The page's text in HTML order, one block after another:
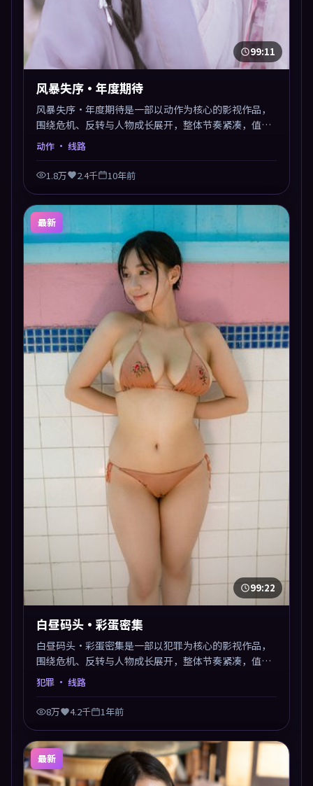
99:11
风暴失序·年度期待
风暴失序·年度期待是一部以动作为核心的影视作品，
围绕危机、反转与人物成长展开，整体节奏紧凑，值得
推荐观看。
动作 · 线路
1.8万 2.4千 10年前
最新
99:22
白昼码头·彩蛋密集
白昼码头·彩蛋密集是一部以犯罪为核心的影视作品，
围绕危机、反转与人物成长展开，整体节奏紧凑，值得
推荐观看。
犯罪 · 线路
8万 4.2千 1年前
最新